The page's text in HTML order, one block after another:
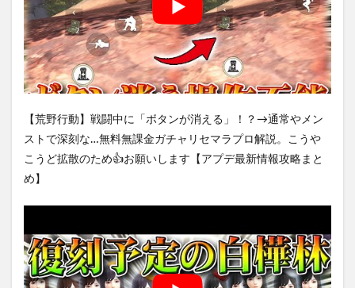
【荒野行動】戦闘中に「ボタンが消える」！？→通常やメン
ストで深刻な…無料無課金ガチャリセマラプロ解説。こうや
こうど拡散のため👍お願いします【アプデ最新情報攻略まと
め】